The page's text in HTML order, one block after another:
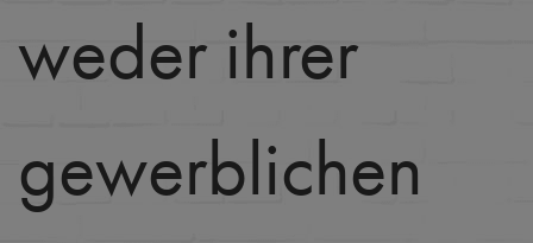
weder ihrer
gewerblichen